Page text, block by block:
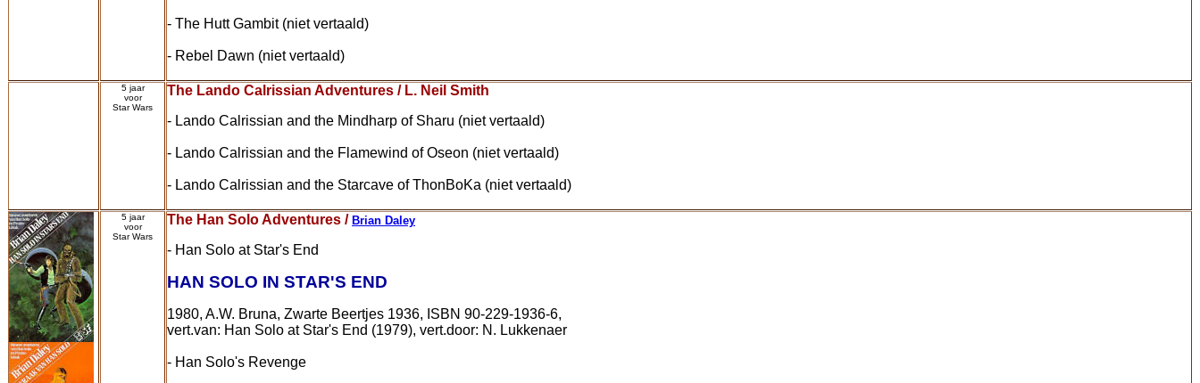
- The Hutt Gambit (niet vertaald)
- Rebel Dawn (niet vertaald)
5 jaar
voor
Star Wars
The Lando Calrissian Adventures / L. Neil Smith
- Lando Calrissian and the Mindharp of Sharu (niet vertaald)
- Lando Calrissian and the Flamewind of Oseon (niet vertaald)
- Lando Calrissian and the Starcave of ThonBoKa (niet vertaald)
5 jaar
voor
Star Wars
The Han Solo Adventures / Brian Daley
- Han Solo at Star's End
HAN SOLO IN STAR'S END
1980, A.W. Bruna, Zwarte Beertjes 1936, ISBN 90-229-1936-6,
vert.van: Han Solo at Star's End (1979), vert.door: N. Lukkenaer
- Han Solo's Revenge